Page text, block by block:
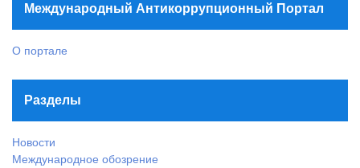
Международный Антикоррупционный Портал
О портале
Разделы
Новости
Международное обозрение